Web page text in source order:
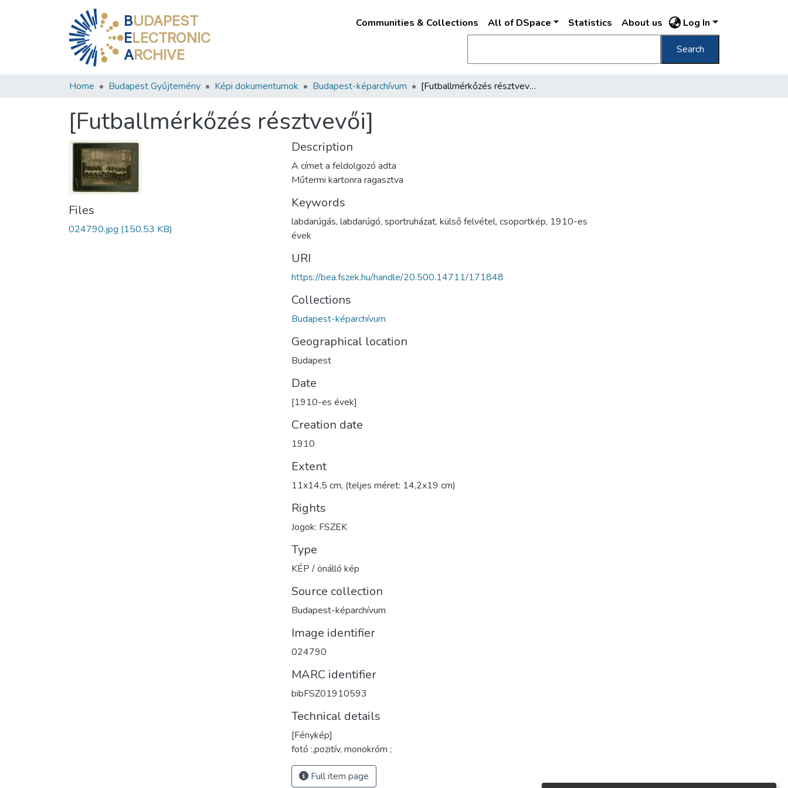
BUDAPEST
ELECTRONIC
ARCHIVE
Communities & Collections All of DSpace Statistics About us Log In
Search
Home Budapest Gyűjtemény Képi dokumentumok Budapest-képarchívum [Futballmérkőzés résztvevői]
[Futballmérkőzés résztvevői]
Files
024790.jpg (150.53 KB)
Description
A címet a feldolgozó adta
Műtermi kartonra ragasztva
Keywords
labdarúgás, labdarúgó, sportruházat, külső felvétel, csoportkép, 1910-es
évek
URI
https://bea.fszek.hu/handle/20.500.14711/171848
Collections
Budapest-képarchívum
Geographical location
Budapest
Date
[1910-es évek]
Creation date
1910
Extent
11x14,5 cm, (teljes méret: 14,2x19 cm)
Rights
Jogok: FSZEK
Type
KÉP / önálló kép
Source collection
Budapest-képarchívum
Image identifier
024790
MARC identifier
bibFSZ01910593
Technical details
[Fénykép]
fotó :,pozitív, monokróm ;
Full item page